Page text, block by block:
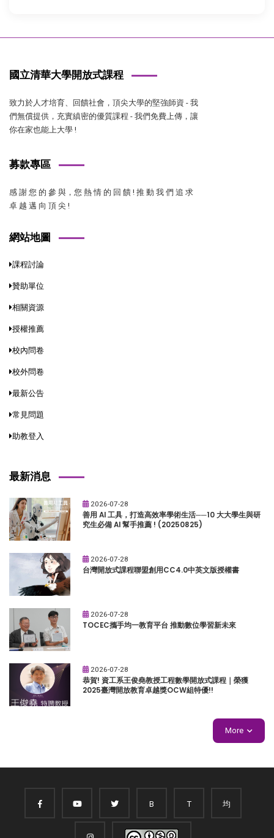
國立清華大學開放式課程
致力於人才培育、回饋社會，頂尖大學的堅強師資 - 我
們無償提供，充實縝密的優質課程 - 我們免費上傳，讓
你在家也能上大學 !
募款專區
感 謝 您 的 參 與，您 熱 情 的 回 饋 ! 推 動 我 們 追 求
卓 越 邁 向 頂 尖 !
網站地圖
課程討論
贊助單位
相關資源
授權推薦
校內問卷
校外問卷
最新公告
常見問題
助教登入
最新消息
2026-07-28
善用 AI 工具，打造高效率學術生活──10 大大學生與研
究生必備 AI 幫手推薦 ! (20250825)
2026-07-28
台灣開放式課程聯盟創用CC4.0中英文版授權書
2026-07-28
TOCEC攜手均一教育平台 推動數位學習新未來
2026-07-28
恭賀! 資工系王俊堯教授工程數學開放式課程｜榮獲
2025臺灣開放教育卓越獎OCW組特優!!
More
B T 均